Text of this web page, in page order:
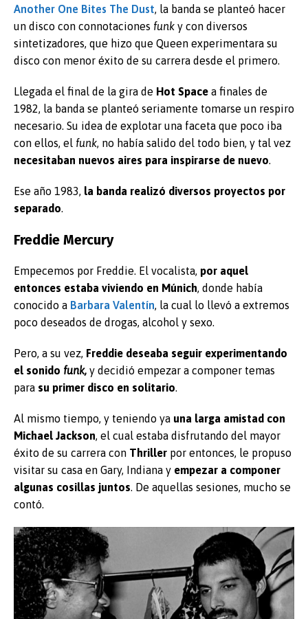
Another One Bites The Dust, la banda se planteó hacer
un disco con connotaciones funk y con diversos
sintetizadores, que hizo que Queen experimentara su
disco con menor éxito de su carrera desde el primero.
Llegada el final de la gira de Hot Space a finales de
1982, la banda se planteó seriamente tomarse un respiro
necesario. Su idea de explotar una faceta que poco iba
con ellos, el funk, no había salido del todo bien, y tal vez
necesitaban nuevos aires para inspirarse de nuevo.
Ese año 1983, la banda realizó diversos proyectos por
separado.
Freddie Mercury
Empecemos por Freddie. El vocalista, por aquel
entonces estaba viviendo en Múnich, donde había
conocido a Barbara Valentín, la cual lo llevó a extremos
poco deseados de drogas, alcohol y sexo.
Pero, a su vez, Freddie deseaba seguir experimentando
el sonido funk, y decidió empezar a componer temas
para su primer disco en solitario.
Al mismo tiempo, y teniendo ya una larga amistad con
Michael Jackson, el cual estaba disfrutando del mayor
éxito de su carrera con Thriller por entonces, le propuso
visitar su casa en Gary, Indiana y empezar a componer
algunas cosillas juntos. De aquellas sesiones, mucho se
contó.